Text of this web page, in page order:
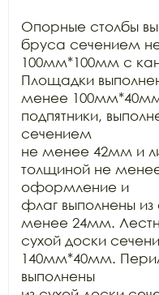
Опорные столбы
бруса сечением
100мм*100мм с
Площадки
менее
подпятники,
сечением
не менее 42мм и
толщиной не
оформление и
флаг выполнены
менее 24мм.
сухой доски
140мм*40мм.
выполнены